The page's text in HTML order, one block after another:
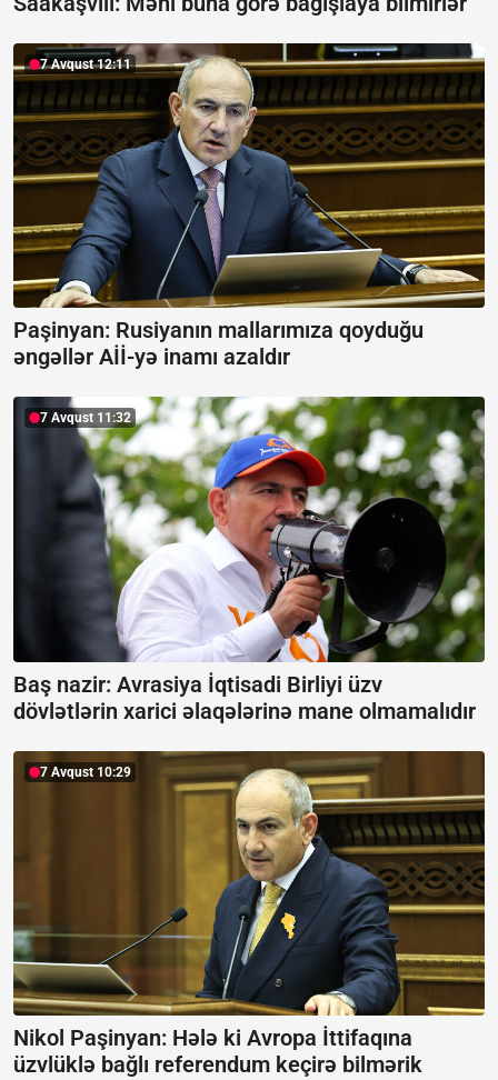
7 Avqust 12:11
Paşinyan: Rusiyanın mallarımıza qoyduğu
əngəllər Aİİ-yə inamı azaldır
7 Avqust 11:32
Baş nazir: Avrasiya İqtisadi Birliyi üzv
dövlətlərin xarici əlaqələrinə mane olmamalıdır
7 Avqust 10:29
Nikol Paşinyan: Hələ ki Avropa İttifaqına
üzvlüklə bağlı referendum keçirə bilmərik